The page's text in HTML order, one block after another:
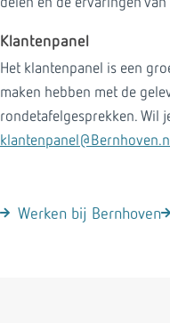
delen en de ervaringen
Klantenpanel
Het klantenpanel is een
maken hebben met de
rondetafelgesprekken. Wil
klantenpanel@Bernhoven.nl
Werken bij Bernhoven